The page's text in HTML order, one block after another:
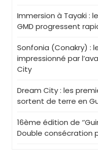
Immersion à Tayaki :
GMD progressent
Sonfonia (Conakry) :
impressionné par
City
Dream City : les
sortent de terre en
16ème édition de
Double consécration